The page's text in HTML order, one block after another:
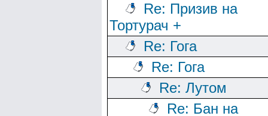
Re: Призив на
Тортурач +
Re: Гога
Re: Гога
Re: Лутом
Re: Бан на